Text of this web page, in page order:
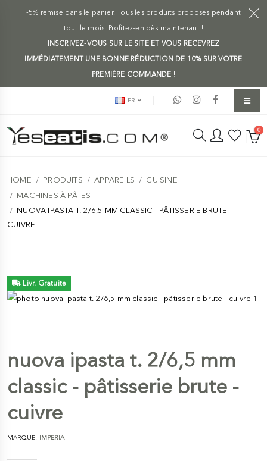
-5% remise dans le panier. Tous les produits proposés pendant
tout le mois. Profitez-en dès maintenant !
INSCRIVEZ-VOUS SUR LE SITE ET VOUS RECEVREZ
IMMÉDIATEMENT UNE BONNE RÉDUCTION DE 10% SUR VOTRE
PREMIÈRE COMMANDE !
FR
0
HOME PRODUITS APPAREILS
CUISINE
MACHINES À PÂTES
NUOVA IPASTA T. 2/6,5 MM CLASSIC - PÂTISSERIE BRUTE -
CUIVRE
Livr. Gratuite
nuova ipasta t. 2/6,5 mm
classic - pâtisserie brute -
cuivre
MARQUE: IMPERIA